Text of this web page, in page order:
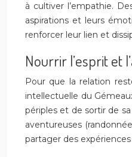
à cultiver l’empathie.
aspirations et leurs
renforcer leur lien et
Nourrir l’esprit et
Pour que la relation
intellectuelle du
périples et de sortir de
aventureuses
partager des